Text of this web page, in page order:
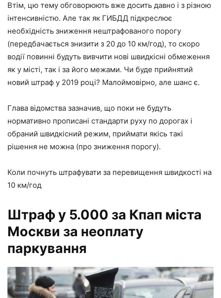
Втім, цю тему обговорюють вже досить давно і з різною
інтенсивністю. Але так як ГИБДД підкреслює
необхідність зниження нештрафованого порогу
(передбачається знизити з 20 до 10 км/год), то скоро
водії повинні будуть вивчити нові швидкісні обмеження
як у місті, так і за його межами. Чи буде прийнятий
новий штраф у 2019 році? Малоймовірно, але шанс є.
Глава відомства зазначив, що поки не будуть
нормативно прописані стандарти руху по дорогах і
обраний швидкісний режим, приймати якісь такі
рішення не можна (про зниження порогу).
Коли почнуть штрафувати за перевищення швидкості на
10 км/год
Штраф у 5.000 за Кпап міста
Москви за неоплату
паркування